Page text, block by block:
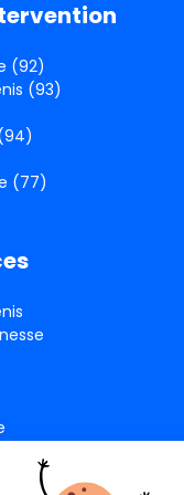
(92)
(93)
(77)